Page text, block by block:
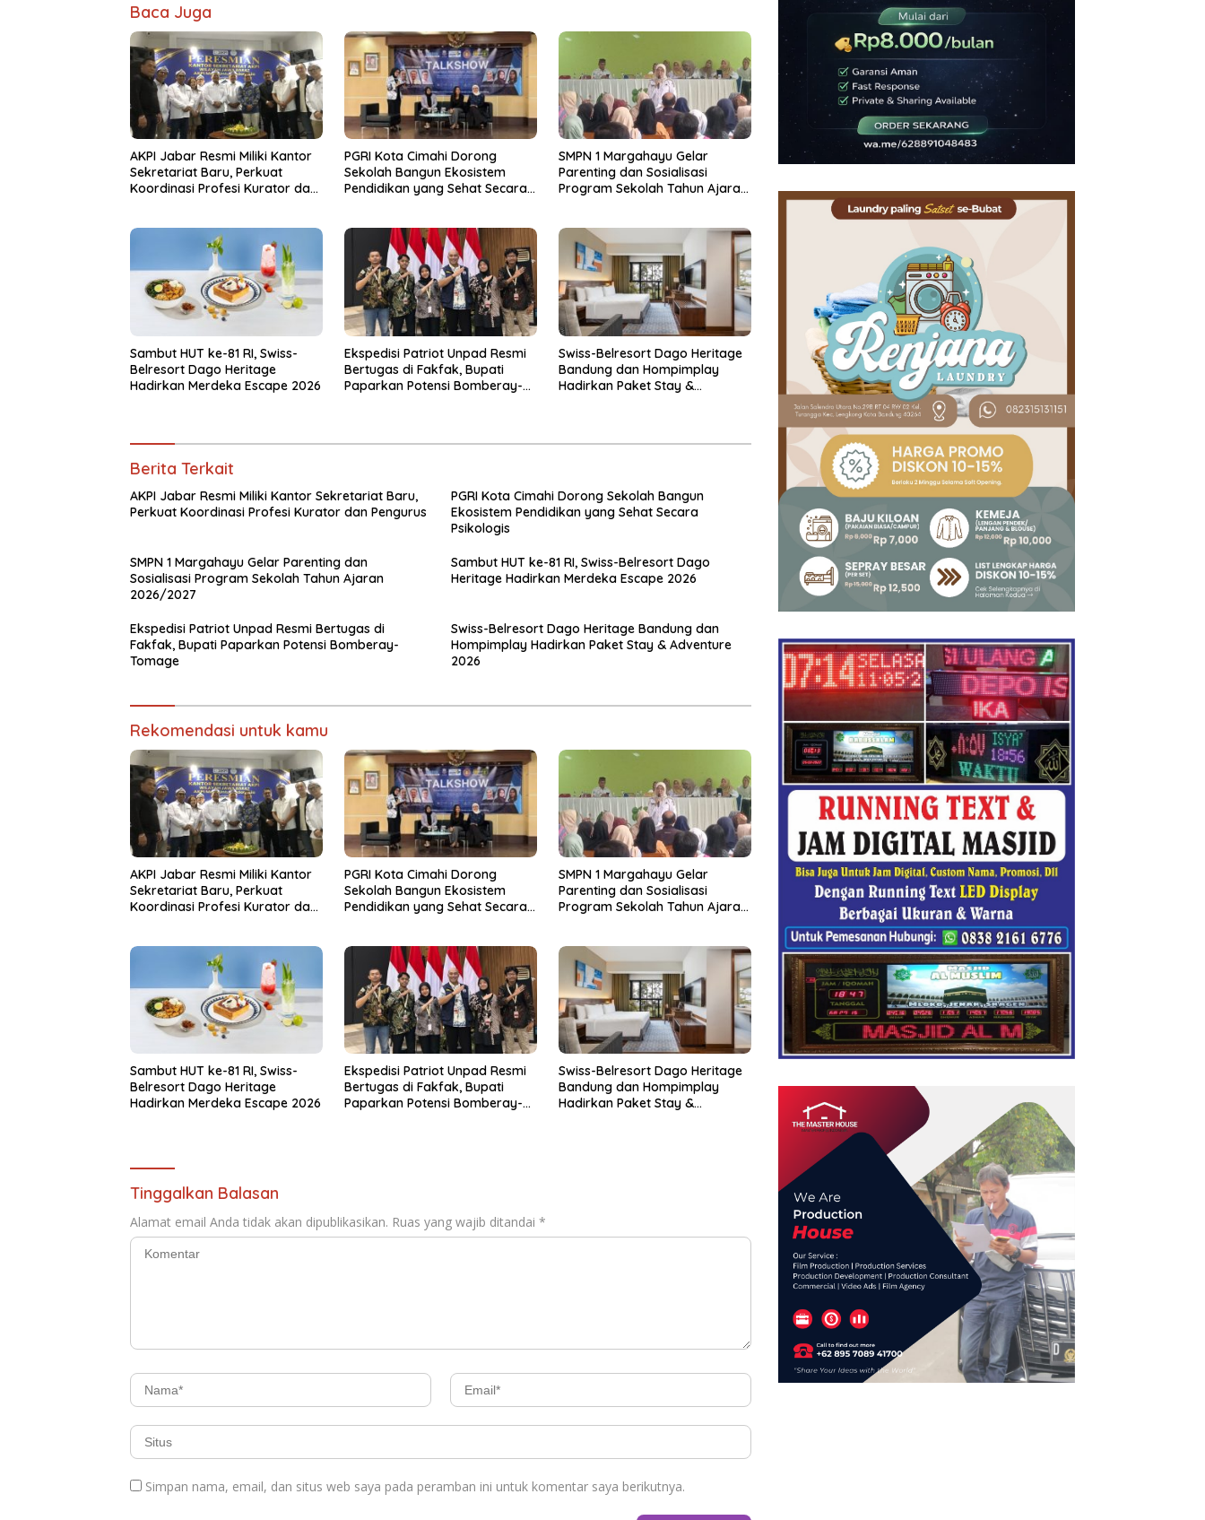
Baca Juga
AKPI Jabar Resmi Miliki Kantor
Sekretariat Baru, Perkuat
Koordinasi Profesi Kurator dan
PGRI Kota Cimahi Dorong
Sekolah Bangun Ekosistem
Pendidikan yang Sehat Secara
SMPN 1 Margahayu Gelar
Parenting dan Sosialisasi
Program Sekolah Tahun Ajaran
Sambut HUT ke-81 RI, Swiss-
Belresort Dago Heritage
Hadirkan Merdeka Escape 2026
Ekspedisi Patriot Unpad Resmi
Bertugas di Fakfak, Bupati
Paparkan Potensi Bomberay-
Swiss-Belresort Dago Heritage
Bandung dan Hompimplay
Hadirkan Paket Stay &
Berita Terkait
AKPI Jabar Resmi Miliki Kantor Sekretariat Baru,
Perkuat Koordinasi Profesi Kurator dan Pengurus
PGRI Kota Cimahi Dorong Sekolah Bangun
Ekosistem Pendidikan yang Sehat Secara
Psikologis
SMPN 1 Margahayu Gelar Parenting dan
Sosialisasi Program Sekolah Tahun Ajaran
2026/2027
Sambut HUT ke-81 RI, Swiss-Belresort Dago
Heritage Hadirkan Merdeka Escape 2026
Ekspedisi Patriot Unpad Resmi Bertugas di
Fakfak, Bupati Paparkan Potensi Bomberay-
Tomage
Swiss-Belresort Dago Heritage Bandung dan
Hompimplay Hadirkan Paket Stay & Adventure
2026
Rekomendasi untuk kamu
AKPI Jabar Resmi Miliki Kantor
Sekretariat Baru, Perkuat
Koordinasi Profesi Kurator dan
PGRI Kota Cimahi Dorong
Sekolah Bangun Ekosistem
Pendidikan yang Sehat Secara
SMPN 1 Margahayu Gelar
Parenting dan Sosialisasi
Program Sekolah Tahun Ajaran
Sambut HUT ke-81 RI, Swiss-
Belresort Dago Heritage
Hadirkan Merdeka Escape 2026
Ekspedisi Patriot Unpad Resmi
Bertugas di Fakfak, Bupati
Paparkan Potensi Bomberay-
Swiss-Belresort Dago Heritage
Bandung dan Hompimplay
Hadirkan Paket Stay &
Tinggalkan Balasan
Alamat email Anda tidak akan dipublikasikan. Ruas yang wajib ditandai *
Simpan nama, email, dan situs web saya pada peramban ini untuk komentar saya berikutnya.